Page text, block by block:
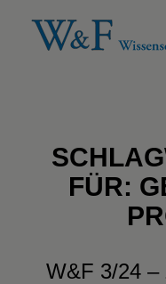
FÜR:
W&F 3/24 –